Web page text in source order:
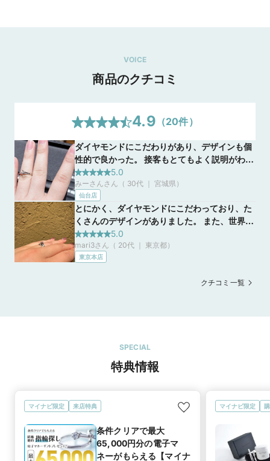
VOICE
商品のクチコミ
4.9 （20件）
ダイヤモンドにこだわりがあり、デザインも個
性的で良かった。 接客もとてもよく説明がわか
りやすいです。 ダイヤモンドのことが全くわか
らない人でも、帰る時には詳しくなっていると
思います。 指輪につける前のダイヤモンドを見
ることが出来るので、ダイヤモンド全体を見る
ことができ、自分の選んだダイヤモンドと好き
な台座を組み合わせてイメージすることが出来
ます。ダイヤモンドも輝きがとても綺麗でキラ
キラしすぎてダイヤモンド本体が見えないくら
5.0
みーさんさん（ 30代 ｜ 宮城県）
仙台店
とにかく、ダイヤモンドにこだわっており、た
くさんのデザインがありました。 また、世界で
初めてアイディアルラウンドブリリアントカッ
トという誰もが思いつくダイヤモンドの形を
作ったブランドということもあり、ブランドに
5.0
mari3さん（ 20代 ｜ 東京都）
東京本店
クチコミ一覧
SPECIAL
特典情報
マイナビ限定 来店特典
条件クリアで最大
65,000円分の電子マ
ネーがもらえる【マイナ
マイナビ限定